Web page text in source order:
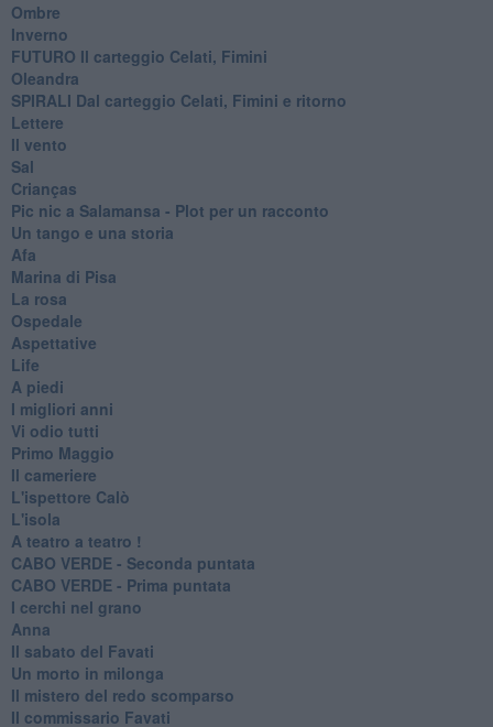
Ombre
Inverno
FUTURO Il carteggio Celati, Fimini
Oleandra
SPIRALI Dal carteggio Celati, Fimini e ritorno
Lettere
Il vento
Sal
Crianças
Pic nic a Salamansa - Plot per un racconto
Un tango e una storia
Afa
Marina di Pisa
La rosa
Ospedale
Aspettative
Life
A piedi
I migliori anni
Vi odio tutti
Primo Maggio
Il cameriere
L'ispettore Calò
L'isola
A teatro a teatro !
CABO VERDE - Seconda puntata
CABO VERDE - Prima puntata
I cerchi nel grano
Anna
Il sabato del Favati
Un morto in milonga
Il mistero del redo scomparso
Il commissario Favati